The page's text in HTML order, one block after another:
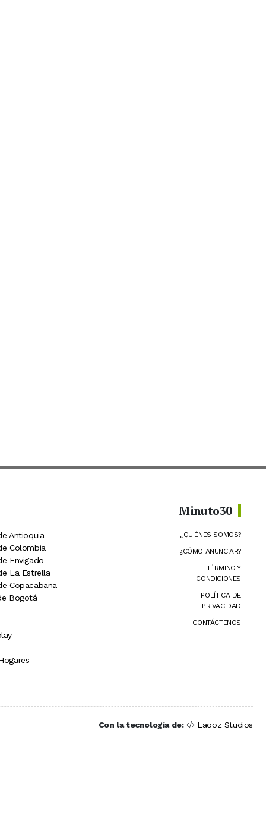
Antioquia
Colombia
Envigado
La Estrella
Copacabana
Bogotá
Minuto30
¿QUIÉNES SOMOS?
¿CÓMO ANUNCIAR?
TÉRMINO Y
CONDICIONES
POLÍTICA DE
PRIVACIDAD
CONTÁCTENOS
Con la tecnología de: Laooz Studios